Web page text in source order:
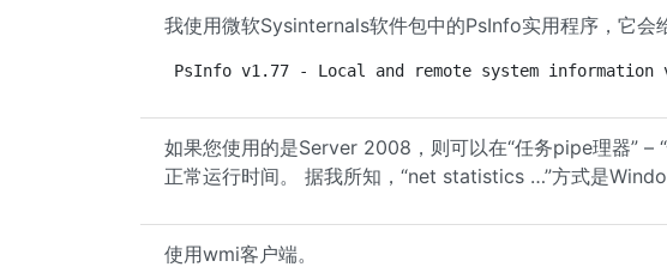
我使用微软Sysinternals软件包中的PsInfo实用程序，它会
PsInfo v1.77 - Local and remote system information
如果您使用的是Server 2008，则可以在“任务pipe理器” –
正常运行时间。 据我所知，“net statistics …”方式是
使用wmi客户端。